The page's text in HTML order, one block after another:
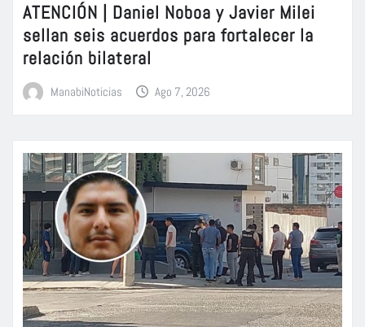
ATENCIÓN | Daniel Noboa y Javier Milei
sellan seis acuerdos para fortalecer la
relación bilateral
ManabiNoticias Ago 7, 2026